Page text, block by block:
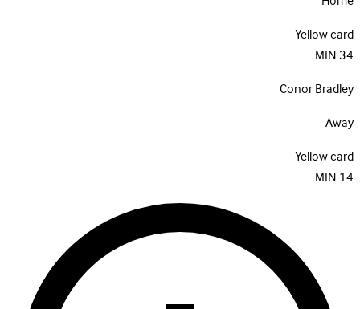
Yellow card
34
MIN
Conor Bradley
Away
Yellow card
14
MIN